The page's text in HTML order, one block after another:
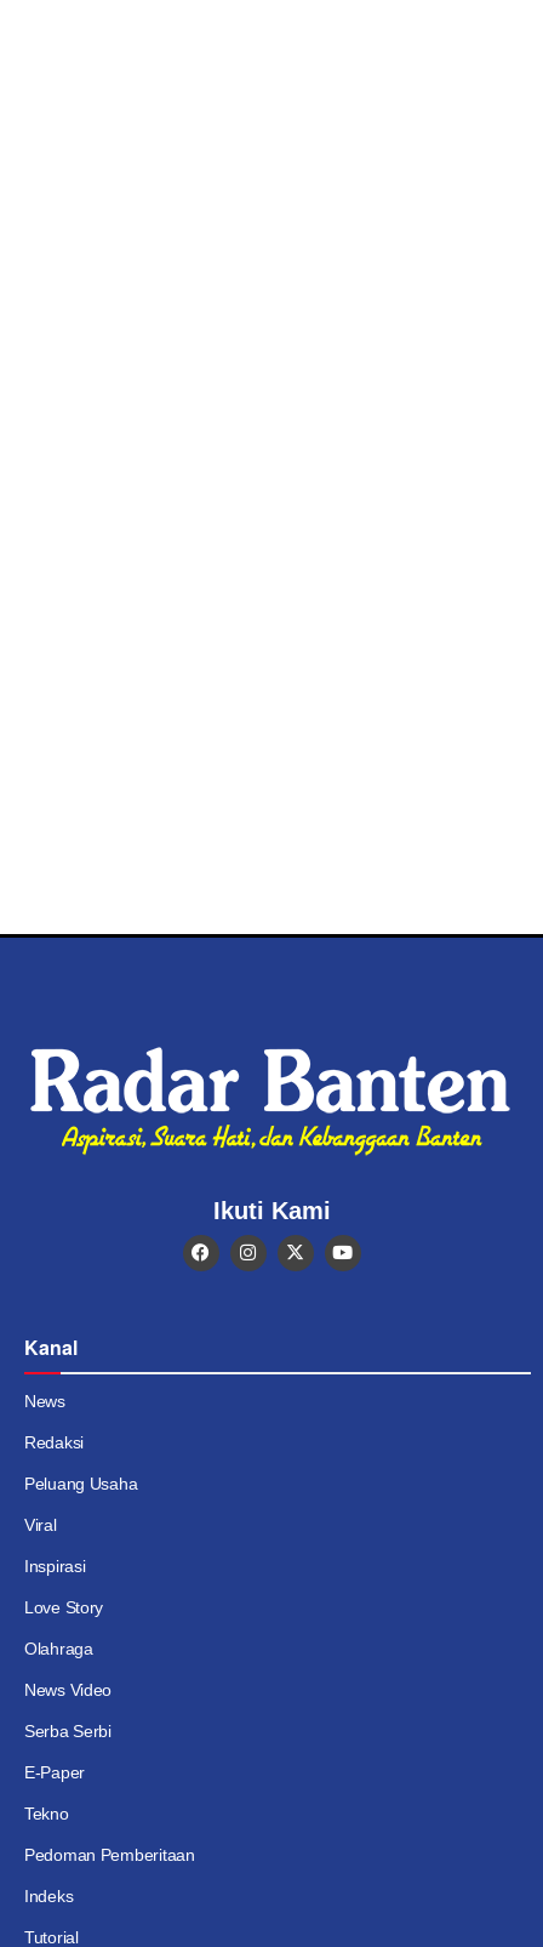
Ikuti Kami
Kanal
News
Redaksi
Peluang Usaha
Viral
Inspirasi
Love Story
Olahraga
News Video
Serba Serbi
E-Paper
Tekno
Pedoman Pemberitaan
Indeks
Tutorial